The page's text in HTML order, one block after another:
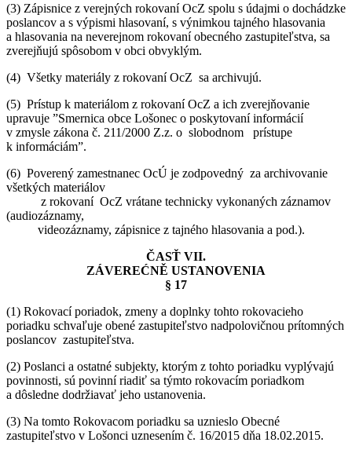
(3) Zápisnice z verejných rokovaní OcZ spolu s údajmi o dochádzke
poslancov a s výpismi hlasovaní, s výnimkou tajného hlasovania
a hlasovania na neverejnom rokovaní obecného zastupiteľstva, sa
zverejňujú spôsobom v obci obvyklým.
(4) Všetky materiály z rokovaní OcZ sa archivujú.
(5) Prístup k materiálom z rokovaní OcZ a ich zverejňovanie
upravuje ”Smernica obce Lošonec o poskytovaní informácií
v zmysle zákona č. 211/2000 Z.z. o slobodnom prístupe
k informáciám”.
(6) Poverený zamestnanec OcÚ je zodpovedný za archivovanie
všetkých materiálov
z rokovaní OcZ vrátane technicky vykonaných záznamov
(audiozáznamy,
videozáznamy, zápisnice z tajného hlasovania a pod.).
ČASŤ VII.
ZÁVEREĆNĚ USTANOVENIA
§ 17
(1) Rokovací poriadok, zmeny a doplnky tohto rokovacieho
poriadku schvaľuje obené zastupiteľstvo nadpolovičnou prítomných
poslancov zastupiteľstva.
(2) Poslanci a ostatné subjekty, ktorým z tohto poriadku vyplývajú
povinnosti, sú povinní riadiť sa týmto rokovacím poriadkom
a dôsledne dodržiavať jeho ustanovenia.
(3) Na tomto Rokovacom poriadku sa uznieslo Obecné
zastupiteľstvo v Lošonci uznesením č. 16/2015 dňa 18.02.2015.